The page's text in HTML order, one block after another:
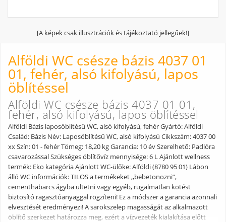
[A képek csak illusztrációk és tájékoztató jellegűek!]
Alföldi WC csésze bázis 4037 01
01, fehér, alsó kifolyású, lapos
öblítéssel
Alföldi WC csésze bázis 4037 01 01,
fehér, alsó kifolyású, lapos öblítéssel
Alföldi Bázis laposöblítésű WC, alsó kifolyású, fehér Gyártó: Alföldi
Család: Bázis Név: Laposöblítésű WC, alsó kifolyású Cikkszám: 4037 00
xx Szín: 01 - fehér Tömeg: 18,20 kg Garancia: 10 év Szerelhető: Padlóra
csavarozással Szükséges öblítővíz mennyisége: 6 L Ajánlott wellness
termék: Eko kategória Ajánlott WC-ülőke: Alföldi (8780 95 01) Lábon
álló WC információk: TILOS a termékeket ,,bebetonozni”,
cementhabarcs ágyba ültetni vagy egyéb, rugalmatlan kötést
biztosító ragasztóanyaggal rögzíteni! Ez a módszer a garancia azonnali
elvesztését eredményezi! A sarokszelep magasságát az alkalmazott
öblítő szerkezet határozza meg, ezért a vízvezeték kialakítása előtt